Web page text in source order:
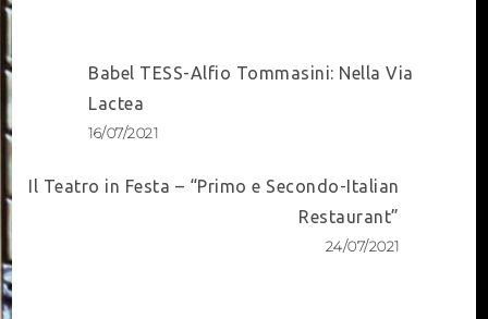
Post
Navigation
Babel TESS-Alfio Tommasini: Nella Via
Lactea
16/07/2021
Il Teatro in Festa – “Primo e Secondo-Italian
Restaurant”
24/07/2021